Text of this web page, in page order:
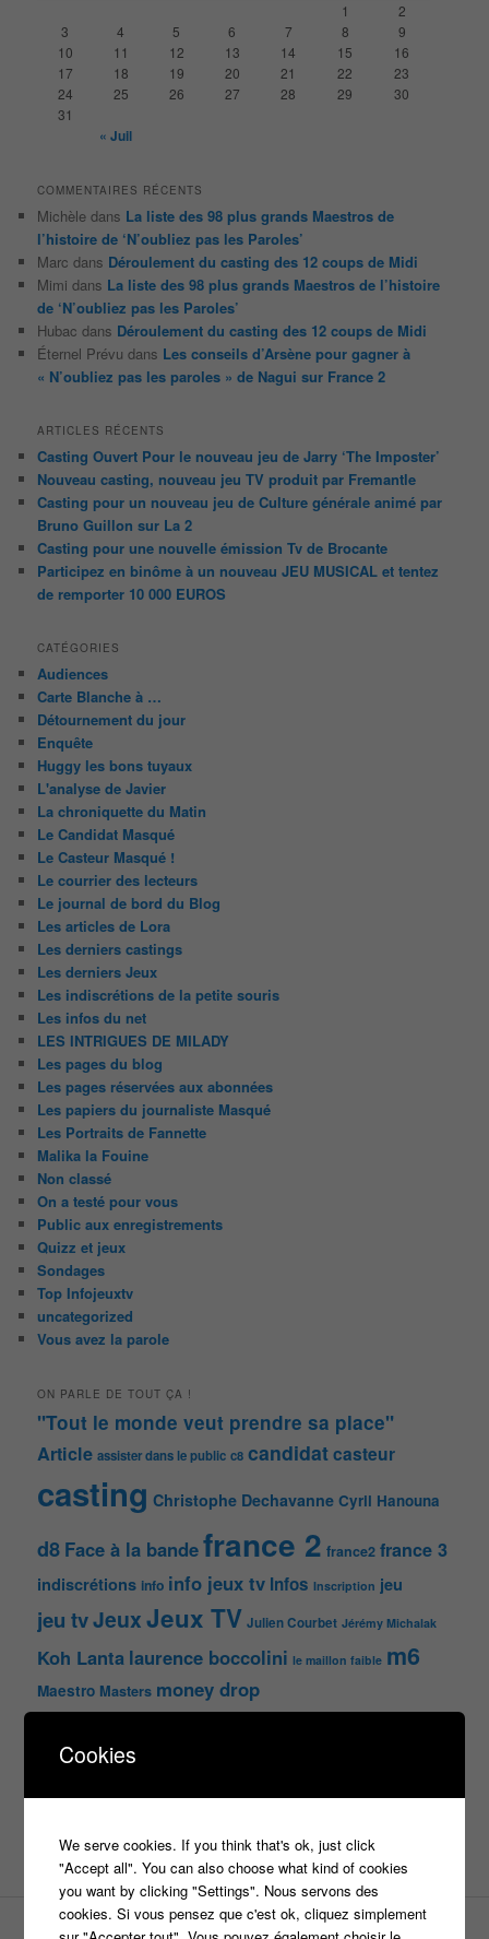
1
2
3
4 5 6 7 8
9
10
11 12 13 14 15
16
17
18 19 20 21 22
23
24
25 26 27 28 29
30
31
« Juil
COMMENTAIRES RÉCENTS
Michèle dans La liste des 98 plus grands Maestros de
l’histoire de ‘N’oubliez pas les Paroles’
Marc dans Déroulement du casting des 12 coups de Midi
Mimi dans La liste des 98 plus grands Maestros de l’histoire
de ‘N’oubliez pas les Paroles’
Hubac dans Déroulement du casting des 12 coups de Midi
Éternel Prévu dans Les conseils d’Arsène pour gagner à
« N’oubliez pas les paroles » de Nagui sur France 2
ARTICLES RÉCENTS
Casting Ouvert Pour le nouveau jeu de Jarry ‘The Imposter’
Nouveau casting, nouveau jeu TV produit par Fremantle
Casting pour un nouveau jeu de Culture générale animé par
Bruno Guillon sur La 2
Casting pour une nouvelle émission Tv de Brocante
Participez en binôme à un nouveau JEU MUSICAL et tentez
de remporter 10 000 EUROS
CATÉGORIES
Audiences
Carte Blanche à …
Détournement du jour
Enquête
Huggy les bons tuyaux
L'analyse de Javier
La chroniquette du Matin
Le Candidat Masqué
Le Casteur Masqué !
Le courrier des lecteurs
Le journal de bord du Blog
Les articles de Lora
Les derniers castings
Les derniers Jeux
Les indiscrétions de la petite souris
Les infos du net
LES INTRIGUES DE MILADY
Les pages du blog
Les pages réservées aux abonnées
Les papiers du journaliste Masqué
Les Portraits de Fannette
Malika la Fouine
Non classé
On a testé pour vous
Public aux enregistrements
Quizz et jeux
Sondages
Top Infojeuxtv
uncategorized
Vous avez la parole
ON PARLE DE TOUT ÇA !
"Tout le monde veut prendre sa place"
Article assister dans le public c8 candidatcasteur
casting Christophe Dechavanne Cyril Hanouna
d8 Face à la bandefrance 2 france2 france 3
indiscrétions info info jeux tv Infos Inscription jeu
jeu tvJeuxJeux TV Julien Courbet Jérémy Michalak
Koh Lanta laurence boccolini le maillon faible m6
Maestro Masters money drop
n'oubliez pas les paroles
tournagetv W9
PAGES
Cookies
We serve cookies. If you think that's ok, just click
"Accept all". You can also choose what kind of cookies
you want by clicking "Settings". Nous servons des
cookies. Si vous pensez que c'est ok, cliquez simplement